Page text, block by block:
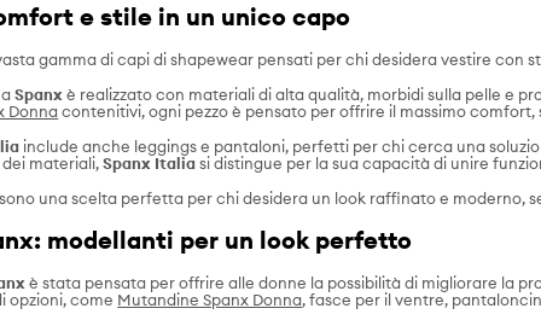
e stile in un unico capo
gamma di capi di shapewear pensati per chi desidera vestire con
Spanxè realizzato con materiali di alta qualità, morbidi sulla pelle e
Donnacontenitivi, ogni pezzo è pensato per offrire il massimo comfort,
include anche leggings e pantaloni, perfetti per chi cerca una
dei materiali,Spanx Italiasi distingue per la sua capacità di unire
una scelta perfetta per chi desidera un look raffinato e moderno,
modellanti per un look perfetto
è stata pensata per offrire alle donne la possibilità di migliorare la
opzioni, come Mutandine Spanx Donna,fasce per il ventre,